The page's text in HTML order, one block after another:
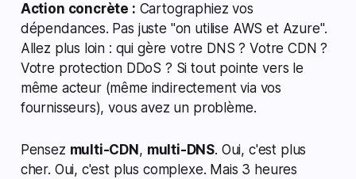
Action concrète : Cartographiez vos
dépendances. Pas juste "on utilise AWS et Azure".
Allez plus loin : qui gère votre DNS ? Votre CDN ?
Votre protection DDoS ? Si tout pointe vers le
même acteur (même indirectement via vos
fournisseurs), vous avez un problème.
Pensez multi-CDN , multi-DNS. Oui, c'est plus
cher. Oui, c'est plus complexe. Mais 3 heures